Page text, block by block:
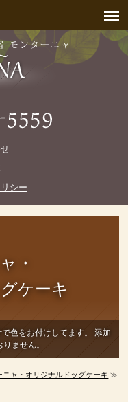
シー
・
ケーキ
色をお付けしてます。
添加
ません。
ニャ・オリジナルドッグケーキ ≫